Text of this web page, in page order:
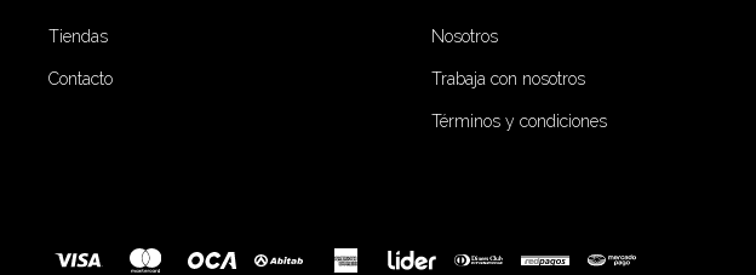
Tiendas
Contacto
Nosotros
Trabaja con nosotros
Términos y condiciones